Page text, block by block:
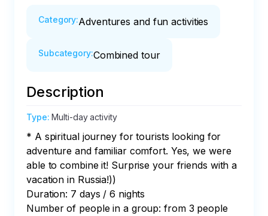
Category:Adventures and fun activities
Subcategory:Combined tour
Description
Type:Multi-day activity
* A spiritual journey for tourists looking for
adventure and familiar comfort. Yes, we were
able to combine it! Surprise your friends with a
vacation in Russia!))
Duration: 7 days / 6 nights
Number of people in a group: from 3 people